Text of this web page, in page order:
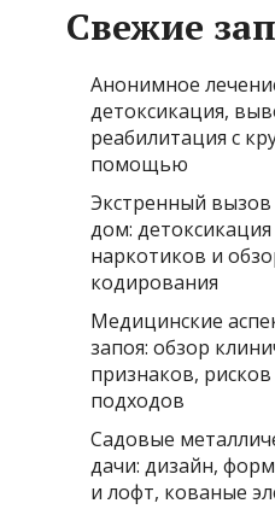
Свежие
Анонимное
детоксикация,
реабилитация с
помощью
Экстренный вызов
дом: детоксикация
наркотиков и
кодирования
Медицинские
запоя: обзор
признаков,
подходов
Садовые
дачи: дизайн,
и лофт, кованые